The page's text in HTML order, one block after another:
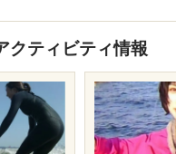
クティビティ情報